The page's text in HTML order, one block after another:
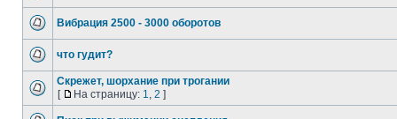
Вибрация 2500 - 3000 оборотов
что гудит?
Скрежет, шорхание при трогании
[
На страницу: 1, 2 ]